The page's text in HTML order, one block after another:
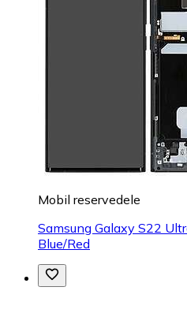
Mobil reservedele
Samsung Galaxy S22
Blue/Red